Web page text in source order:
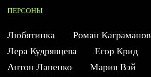
ПЕРСОНЫ
Любятинка
Роман Каграманов
Лера Кудрявцева
Егор Крид
Антон Лапенко
Мария Вэй